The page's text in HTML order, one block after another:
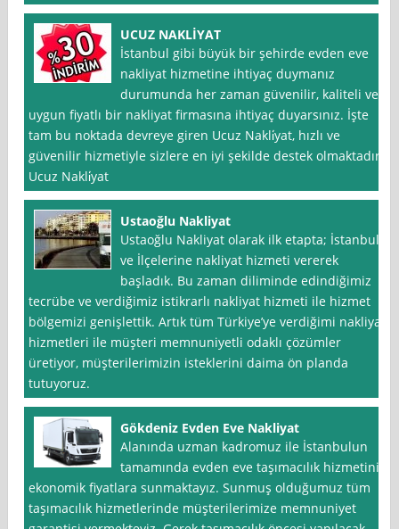
UCUZ NAKLİYAT
İstanbul gibi büyük bir şehirde evden eve
nakliyat hizmetine ihtiyaç duymanız
durumunda her zaman güvenilir, kaliteli ve
uygun fiyatlı bir nakliyat firmasına ihtiyaç duyarsınız. İşte
tam bu noktada devreye giren Ucuz Nakli̇yat, hızlı ve
güvenilir hizmetiyle sizlere en iyi şekilde destek olmaktadır.
Ucuz Nakli̇yat
Ustaoğlu Nakliyat
Ustaoğlu Nakliyat olarak ilk etapta; İstanbul
ve İlçelerine nakliyat hizmeti vererek
başladık. Bu zaman diliminde edindiğimiz
tecrübe ve verdiğimiz istikrarlı nakliyat hizmeti ile hizmet
bölgemizi genişlettik. Artık tüm Türkiye’ye verdiğimi nakliyat
hizmetleri ile müşteri memnuniyetli odaklı çözümler
üretiyor, müşterilerimizin isteklerini daima ön planda
tutuyoruz.
Gökdeniz Evden Eve Nakliyat
Alanında uzman kadromuz ile İstanbulun
tamamında evden eve taşımacılık hizmetini
ekonomik fiyatlara sunmaktayız. Sunmuş olduğumuz tüm
taşımacılık hizmetlerinde müşterilerimize memnuniyet